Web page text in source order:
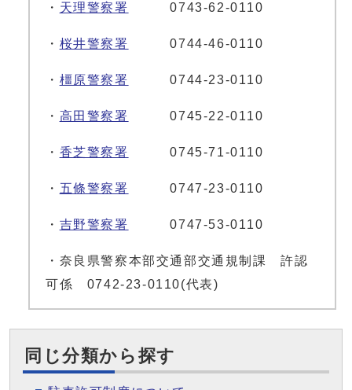
・ 天理警察署 0743-62-0110
・ 桜井警察署 0744-46-0110
・ 橿原警察署 0744-23-0110
・ 高田警察署 0745-22-0110
・ 香芝警察署 0745-71-0110
・ 五條警察署 0747-23-0110
・ 吉野警察署 0747-53-0110
・奈良県警察本部交通部交通規制課 許認
可係 0742-23-0110(代表)
同じ分類から探す